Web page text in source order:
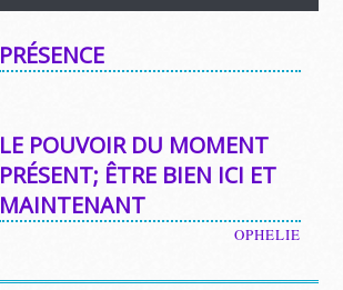
PRÉSENCE
LE POUVOIR DU MOMENT
PRÉSENT; ÊTRE BIEN ICI ET
MAINTENANT
OPHELIE